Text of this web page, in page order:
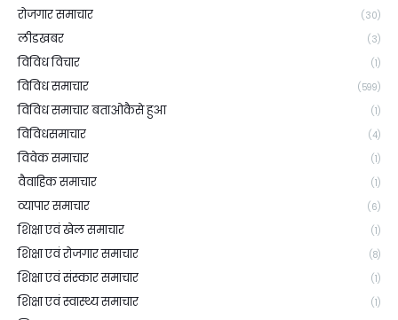
रोजगार समाचार (30)
लीडखबर (3)
विविध विचार (1)
विविध समाचार (599)
विविध समाचार बताओकैसे हुआ (1)
विविधसमाचार (4)
विवेक समाचार (1)
वैवाहिक समाचार (1)
व्यापार समाचार (6)
शिक्षा एवं खेल समाचार (1)
शिक्षा एवं रोजगार समाचार (8)
शिक्षा एवं संस्कार समाचार (1)
शिक्षा एवं स्वास्थ्य समाचार (1)